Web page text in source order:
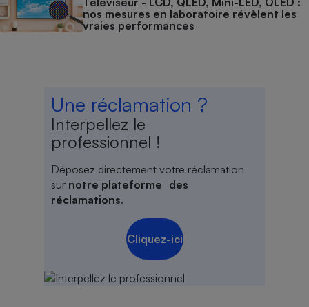
nos mesures en laboratoire révèlent les
vraies performances
Une réclamation ?
Interpellez le
professionnel !
Déposez directement votre réclamation
sur notre plateforme des
réclamations.
Cliquez-ici